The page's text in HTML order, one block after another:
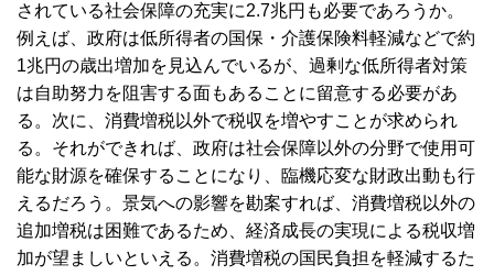
されている社会保障の充実に2.7兆円も必要であろうか。
例えば、政府は低所得者の国保・介護保険料軽減などで約
1兆円の歳出増加を見込んでいるが、過剰な低所得者対策
は自助努力を阻害する面もあることに留意する必要があ
る。次に、消費増税以外で税収を増やすことが求められ
る。それができれば、政府は社会保障以外の分野で使用可
能な財源を確保することになり、臨機応変な財政出動も行
えるだろう。景気への影響を勘案すれば、消費増税以外の
追加増税は困難であるため、経済成長の実現による税収増
加が望ましいといえる。消費増税の国民負担を軽減するた